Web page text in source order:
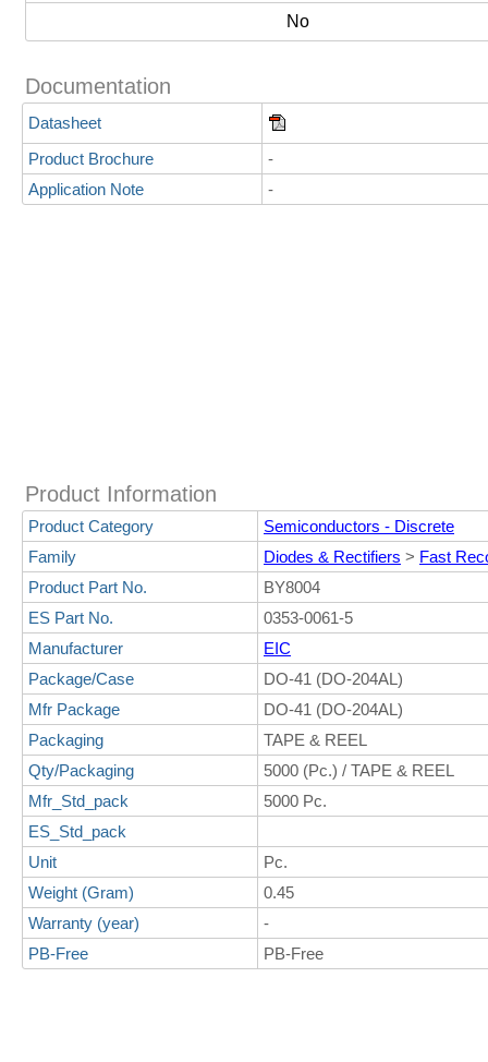
No
Documentation
Datasheet
Product Brochure
-
Application Note
-
Product Information
Product Category
Semiconductors - Discrete
Family
Diodes & Rectifiers > Fast
Product Part No.
BY8004
ES Part No.
0353-0061-5
Manufacturer
EIC
Package/Case
DO-41 (DO-204AL)
Mfr Package
DO-41 (DO-204AL)
Packaging
TAPE & REEL
Qty/Packaging
5000 (Pc.) / TAPE & REEL
Mfr_Std_pack
5000 Pc.
ES_Std_pack
Unit
Pc.
Weight (Gram)
0.45
Warranty (year)
-
PB-Free
PB-Free